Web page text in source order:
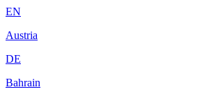
EN
Austria
DE
Bahrain